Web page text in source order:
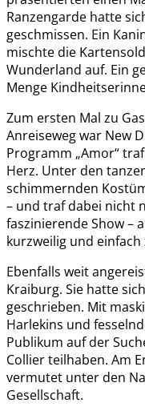
Ranzengarde hatte
geschmissen. Ein
mischte die
Wunderland auf. Ein
Menge
Zum ersten Mal zu
Anreiseweg war New
Programm „Amor“
Herz. Unter den
schimmernden
– und traf dabei nicht
faszinierende Show –
kurzweilig und
Ebenfalls weit
Kraiburg. Sie hatte
geschrieben. Mit
Harlekins und
Publikum auf der
Collier teilhaben. Am
vermutet unter den
Gesellschaft.